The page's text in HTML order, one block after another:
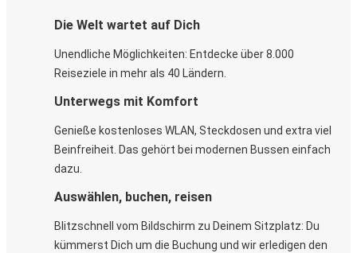
Die Welt wartet auf Dich
Unendliche Möglichkeiten: Entdecke über 8.000
Reiseziele in mehr als 40 Ländern.
Unterwegs mit Komfort
Genieße kostenloses WLAN, Steckdosen und extra viel
Beinfreiheit. Das gehört bei modernen Bussen einfach
dazu.
Auswählen, buchen, reisen
Blitzschnell vom Bildschirm zu Deinem Sitzplatz: Du
kümmerst Dich um die Buchung und wir erledigen den